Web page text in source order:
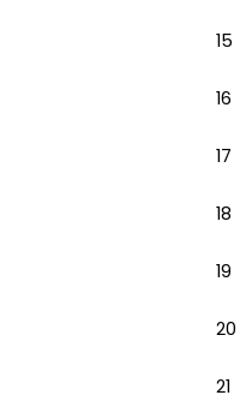
15
16
17
18
19
20
21